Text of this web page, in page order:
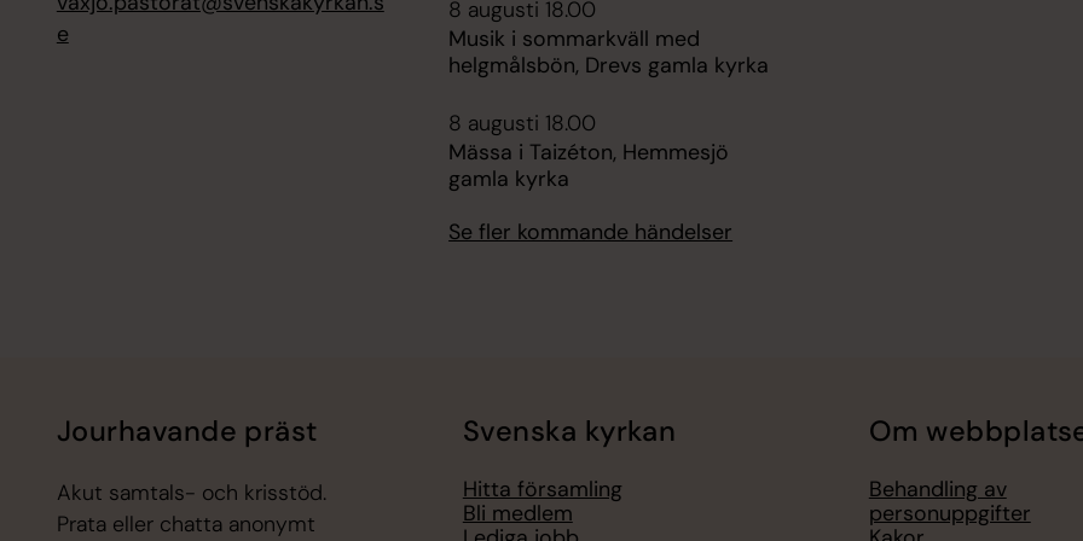
e
8 augusti 18.00
Musik i sommarkväll med
helgmålsbön, Drevs gamla kyrka
8 augusti 18.00
Mässa i Taizéton, Hemmesjö
gamla kyrka
Se fler kommande händelser
Jourhavande präst
Akut samtals- och krisstöd.
Prata eller chatta anonymt
Svenska kyrkan
Hitta församling
Bli medlem
Om
Behandling av
personuppgifter